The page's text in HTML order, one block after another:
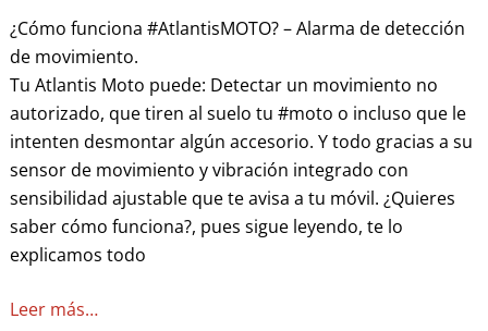
¿Cómo funciona #AtlantisMOTO? – Alarma de detección
de movimiento.
Tu Atlantis Moto puede: Detectar un movimiento no
autorizado, que tiren al suelo tu #moto o incluso que le
intenten desmontar algún accesorio. Y todo gracias a su
sensor de movimiento y vibración integrado con
sensibilidad ajustable que te avisa a tu móvil. ¿Quieres
saber cómo funciona?, pues sigue leyendo, te lo
explicamos todo
Leer más…